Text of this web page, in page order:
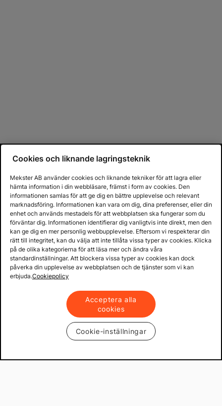
Cookies och liknande lagringsteknik
Mekster AB använder cookies och liknande tekniker för att lagra eller
hämta information i din webbläsare, främst i form av cookies. Den
informationen samlas för att ge dig en bättre upplevelse och relevant
marknadsföring. Informationen kan vara om dig, dina preferenser, eller din
enhet och används mestadels för att webbplatsen ska fungerar som du
förväntar dig. Informationen identifierar dig vanligtvis inte direkt, men den
kan ge dig en mer personlig webbupplevelse. Eftersom vi respekterar din
rätt till integritet, kan du välja att inte tillåta vissa typer av cookies. Klicka
på de olika kategorierna för att läsa mer och ändra våra
standardinställningar. Att blockera vissa typer av cookies kan dock
påverka din upplevelse av webbplatsen och de tjänster som vi kan
erbjuda.Cookiepolicy
Acceptera alla
cookies
Cookie-inställningar